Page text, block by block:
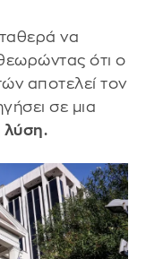
να
ότι ο
αποτελεί τον
σε μια
λύση.